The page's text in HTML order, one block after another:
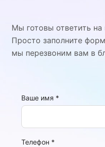
Мы готовы ответить
Просто заполните
мы перезвоним вам в
Ваше имя *
Телефон *